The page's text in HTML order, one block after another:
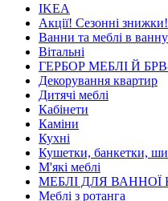
IKEA
Акції! Сезонні знижки!
Ванни та меблі в
Вітальні
ГЕРБОР МЕБЛІ Й
Декорування квартир
Дитячі меблі
Кабінети
Каміни
Кухні
Кушетки, банкетки,
М'які меблі
МЕБЛІ ДЛЯ ВАННОЇ
Меблі з ротанга